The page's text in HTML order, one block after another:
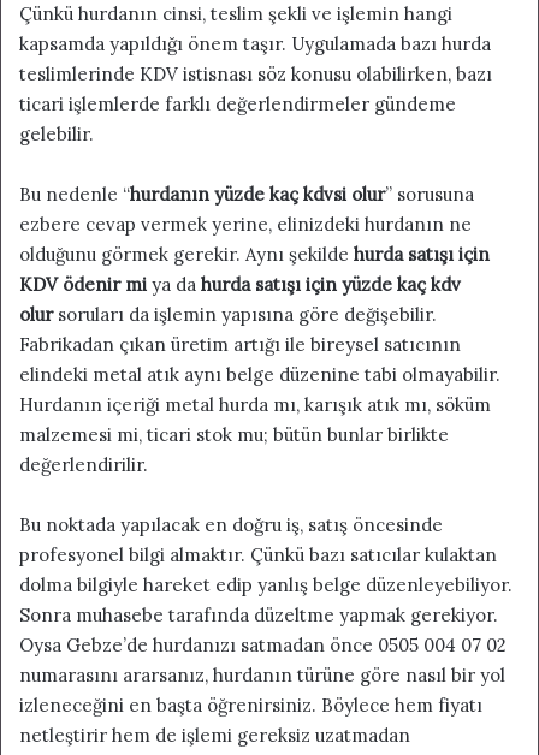
Çünkü hurdanın cinsi, teslim şekli ve işlemin hangi
kapsamda yapıldığı önem taşır. Uygulamada bazı hurda
teslimlerinde KDV istisnası söz konusu olabilirken, bazı
ticari işlemlerde farklı değerlendirmeler gündeme
gelebilir.
Bu nedenle “hurdanın yüzde kaç kdvsi olur” sorusuna
ezbere cevap vermek yerine, elinizdeki hurdanın ne
olduğunu görmek gerekir. Aynı şekilde hurda satışı için
KDV ödenir mi ya da hurda satışı için yüzde kaç kdv
olursoruları da işlemin yapısına göre değişebilir.
Fabrikadan çıkan üretim artığı ile bireysel satıcının
elindeki metal atık aynı belge düzenine tabi olmayabilir.
Hurdanın içeriği metal hurda mı, karışık atık mı, söküm
malzemesi mi, ticari stok mu; bütün bunlar birlikte
değerlendirilir.
Bu noktada yapılacak en doğru iş, satış öncesinde
profesyonel bilgi almaktır. Çünkü bazı satıcılar kulaktan
dolma bilgiyle hareket edip yanlış belge düzenleyebiliyor.
Sonra muhasebe tarafında düzeltme yapmak gerekiyor.
Oysa Gebze’de hurdanızı satmadan önce 0505 004 07 02
numarasını ararsanız, hurdanın türüne göre nasıl bir yol
izleneceğini en başta öğrenirsiniz. Böylece hem fiyatı
netleştirir hem de işlemi gereksiz uzatmadan